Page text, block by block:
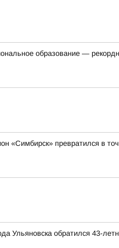
образование —
«Симбирск» превратился в
Ульяновска обратился 43-